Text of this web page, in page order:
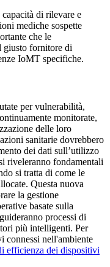
di rilevare e
mediche sospette
che le
giusto fornitore di
IoMT specifiche.
per vulnerabilità,
monitorate,
delle loro
sanitarie dovrebbero
dei dati sull’utilizzo
riveleranno fondamentali
si tratta di come le
Questa nuova
la gestione
basate sulla
processi di
più intelligenti. Per
connessi nell'ambiente
efficienza dei dispositivi